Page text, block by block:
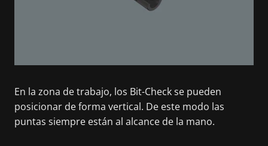
En la zona de trabajo, los Bit-Check se pueden
posicionar de forma vertical. De este modo las
puntas siempre están al alcance de la mano.